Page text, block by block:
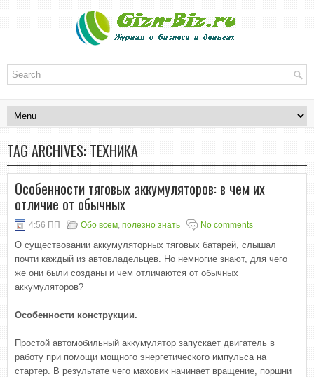
TAG ARCHIVES: ТЕХНИКА
Особенности тяговых аккумуляторов: в чем их
отличие от обычных
4:56 ПП Обо всем, полезно знать No comments
О существовании аккумуляторных тяговых батарей, слышал
почти каждый из автовладельцев. Но немногие знают, для чего
же они были созданы и чем отличаются от обычных
аккумуляторов?
Особенности конструкции.
Простой автомобильный аккумулятор запускает двигатель в
работу при помощи мощного энергетического импульса на
стартер. В результате чего маховик начинает вращение, поршни